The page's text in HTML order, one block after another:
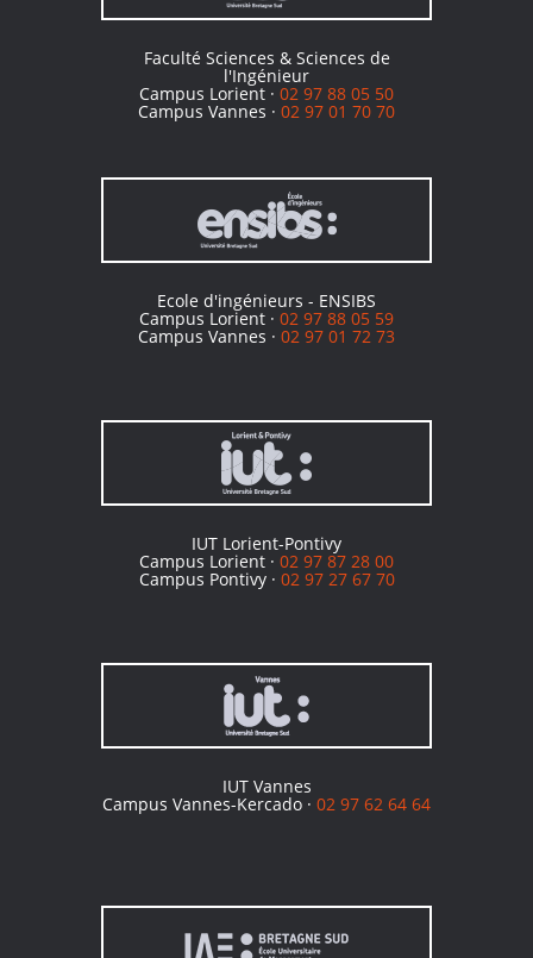
Faculté Sciences & Sciences de
l'Ingénieur
Campus Lorient · 02 97 88 05 50
Campus Vannes · 02 97 01 70 70
Ecole d'ingénieurs - ENSIBS
Campus Lorient · 02 97 88 05 59
Campus Vannes · 02 97 01 72 73
IUT Lorient-Pontivy
Campus Lorient · 02 97 87 28 00
Campus Pontivy · 02 97 27 67 70
IUT Vannes
Campus Vannes-Kercado · 02 97 62 64 64